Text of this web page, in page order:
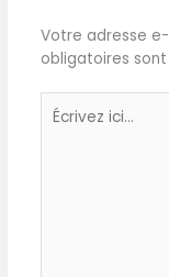
Votre adresse
obligatoires
Écrivez
ici…